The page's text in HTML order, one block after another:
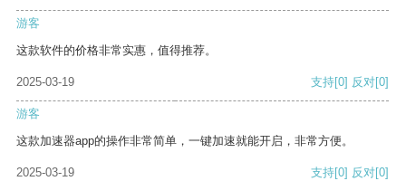
游客
这款软件的价格非常实惠，值得推荐。
2025-03-19 支持[0] 反对[0]
游客
这款加速器app的操作非常简单，一键加速就能开启，非常方便。
2025-03-19 支持[0] 反对[0]